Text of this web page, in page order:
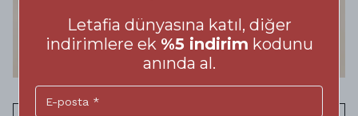
Letafia dünyasına katıl, diğer
indirimlere ek %5 indirim kodunu
anında al.